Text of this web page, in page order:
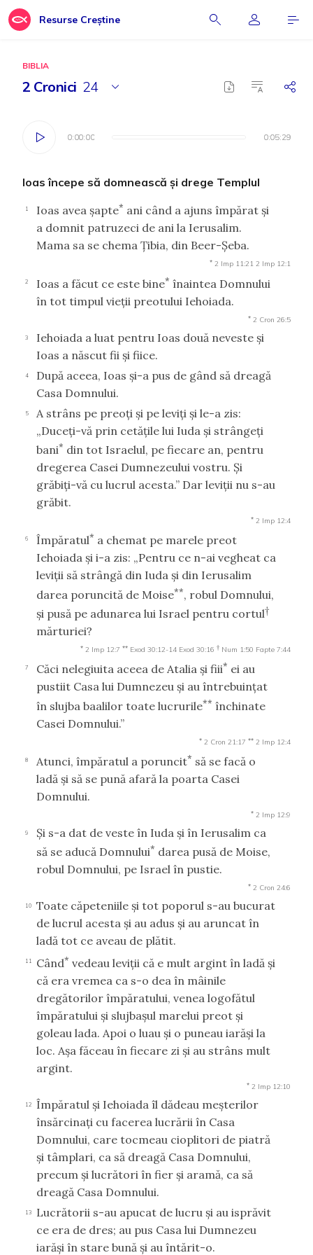
Resurse Creștine
BIBLIA
2 Cronici 24
0:00:00 0:05:29
0:00:00 0:05:29
Ioas începe să domnească şi drege Templul
1 Ioas avea şapte* ani când a ajuns împărat şi
a domnit patruzeci de ani la Ierusalim.
Mama sa se chema Ţibia, din Beer-Şeba.
* 2 Imp 11:21 2 Imp 12:1
2 Ioas a făcut ce este bine* înaintea Domnului
în tot timpul vieţii preotului Iehoiada.
* 2 Cron 26:5
3
Iehoiada a luat pentru Ioas două neveste şi
Ioas a născut fii şi fiice.
4
După aceea, Ioas şi-a pus de gând să dreagă
Casa Domnului.
5
A strâns pe preoţi şi pe leviţi şi le-a zis:
„Duceţi-vă prin cetăţile lui Iuda şi strângeţi
bani* din tot Israelul, pe fiecare an, pentru
dregerea Casei Dumnezeului vostru. Şi
grăbiţi-vă cu lucrul acesta.” Dar leviţii nu s-au
grăbit.
* 2 Imp 12:4
6 Împăratul* a chemat pe marele preot
Iehoiada şi i-a zis: „Pentru ce n-ai vegheat ca
leviţii să strângă din Iuda şi din Ierusalim
darea poruncită de Moise**, robul Domnului,
şi pusă pe adunarea lui Israel pentru cortul†
mărturiei?
* 2 Imp 12:7 ** Exod 30:12-14 Exod 30:16 † Num 1:50 Fapte 7:44
7 Căci nelegiuita aceea de Atalia şi fiii* ei au
pustiit Casa lui Dumnezeu şi au întrebuinţat
în slujba baalilor toate lucrurile** închinate
Casei Domnului.”
* 2 Cron 21:17 ** 2 Imp 12:4
8 Atunci, împăratul a poruncit* să se facă o
ladă şi să se pună afară la poarta Casei
Domnului.
* 2 Imp 12:9
9
Şi s-a dat de veste în Iuda şi în Ierusalim ca
să se aducă Domnului* darea pusă de Moise,
robul Domnului, pe Israel în pustie.
* 2 Cron 24:6
10
Toate căpeteniile şi tot poporul s-au bucurat
de lucrul acesta şi au adus şi au aruncat în
ladă tot ce aveau de plătit.
11 Când* vedeau leviţii că e mult argint în ladă şi
că era vremea ca s-o dea în mâinile
dregătorilor împăratului, venea logofătul
împăratului şi slujbaşul marelui preot şi
goleau lada. Apoi o luau şi o puneau iarăşi la
loc. Aşa făceau în fiecare zi şi au strâns mult
argint.
* 2 Imp 12:10
12
Împăratul şi Iehoiada îl dădeau meşterilor
însărcinaţi cu facerea lucrării în Casa
Domnului, care tocmeau cioplitori de piatră
şi tâmplari, ca să dreagă Casa Domnului,
precum şi lucrători în fier şi aramă, ca să
dreagă Casa Domnului.
13
Lucrătorii s-au apucat de lucru şi au isprăvit
ce era de dres; au pus Casa lui Dumnezeu
iarăşi în stare bună şi au întărit-o.